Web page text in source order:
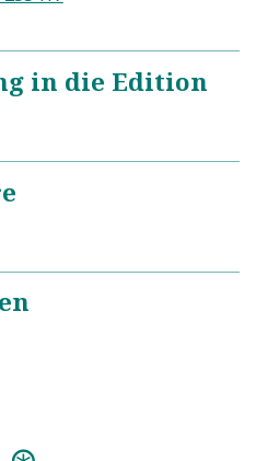
in die Edition